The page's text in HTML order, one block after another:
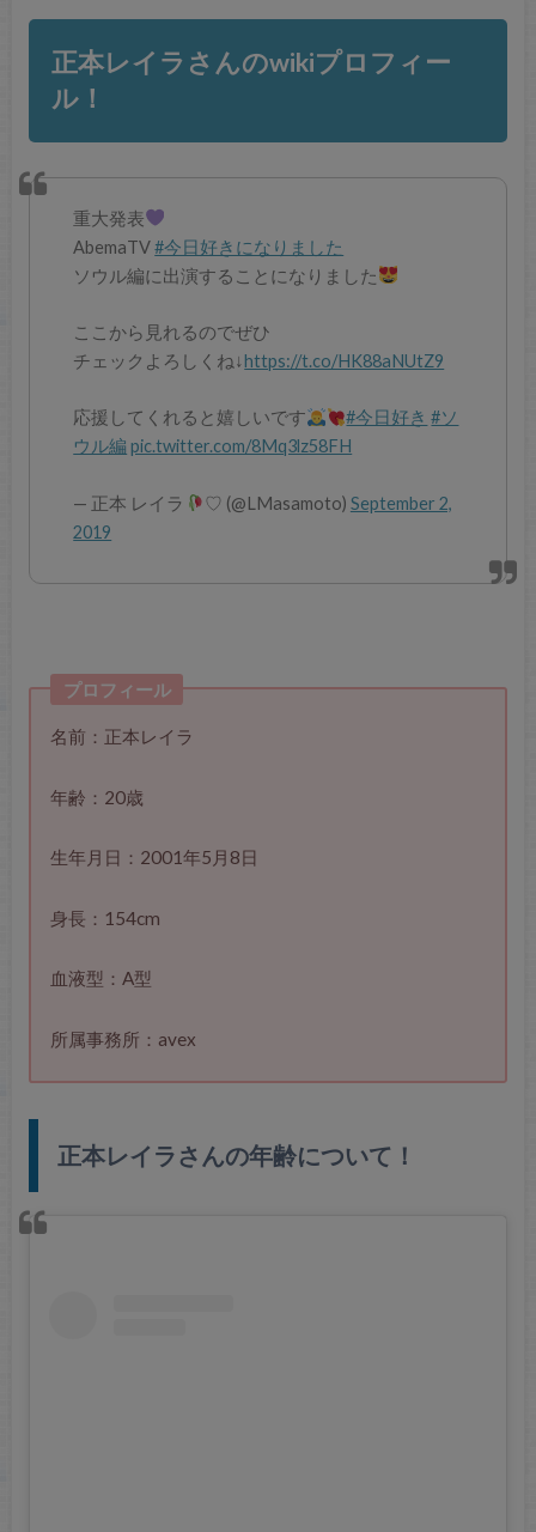
正本レイラさんのwikiプロフィー
ル！
重大発表
AbemaTV#今日好きになりました
ソウル編に出演することになりました
ここから見れるのでぜひ
チェックよろしくね↓https://t.co/HK88aNUtZ9
応援してくれると嬉しいです #今日好き #ソ
ウル編 pic.twitter.com/8Mq3lz58FH
— 正本 レイラ ♡ (@LMasamoto) September 2,
2019
プロフィール
名前：正本レイラ
年齢：20歳
生年月日：2001年5月8日
身長：154cm
血液型：A型
所属事務所：avex
正本レイラさんの年齢について！